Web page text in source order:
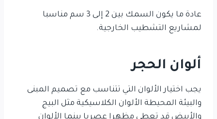
عادة ما يكون السمك بين 2 إلى 3 سم مناسبا
لمشاريع التشطيب الخارجية.
ألوان الحجر
يجب اختيار الألوان التي تتناسب مع تصميم المبنى
والبيئة المحيطة الألوان الكلاسيكية مثل البيج
والأبيض قد تعطي مظهرا عصريا بينما الألوان